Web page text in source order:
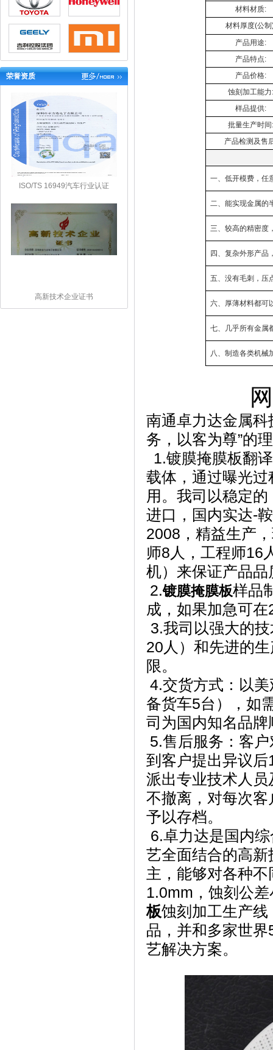
荣誉资质
ISO/TS 16949汽车行业认证
高新技术企业证书
材料材质:
材料厚度(公制
产品用途:
产品特点:
产品价格:
蚀刻加工能力:
样品提供:
批量生产时间 :
产品检测及售
一、低开模费，任
二、能实现金属的
三、较高的精密度
四、复杂外形产品
五、没有毛刺，压
六、厚薄材料都可
七、几乎所有金属
八、制造各类机械
南通卓力达金属科
务，以客为尊”的
1.镀膜掩膜板翻
载体，通过曝光
用。 我司以稳定的
进口，国内实达-
2008 ，精益生产
师8 人，工程师16
机）来保证产品品
2.镀膜掩膜板样品
成，如果加急可
3.我司以强大的
20 人）和先进的
限。
4.交货方式：以
备货车5台），如
司为国内知名品牌
5.售后服务：客
到客户提出异议后
派出专业技术人
不撤离，对每次
予以存档。
6.卓力达是国内
艺全面结合的高
主，能够对各种
1.0mm，蚀刻公
板蚀刻加工生产
品，并和多家世
艺解决方案。